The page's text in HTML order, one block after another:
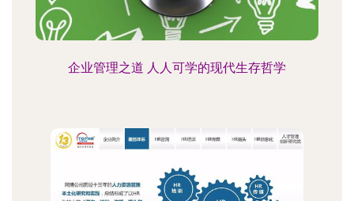
企业管理之道 人人可学的现代生存哲学